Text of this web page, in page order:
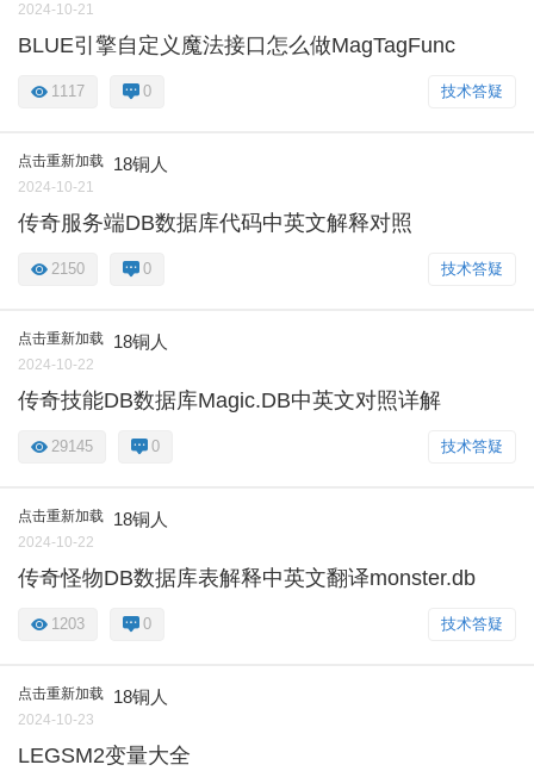
2024-10-21
BLUE引擎自定义魔法接口怎么做MagTagFunc
技术答疑
1117 0
点击重新加载 18铜人
2024-10-21
传奇服务端DB数据库代码中英文解释对照
技术答疑
2150 0
点击重新加载 18铜人
2024-10-22
传奇技能DB数据库Magic.DB中英文对照详解
技术答疑
29145 0
点击重新加载 18铜人
2024-10-22
传奇怪物DB数据库表解释中英文翻译monster.db
技术答疑
1203 0
点击重新加载 18铜人
2024-10-23
LEGSM2变量大全